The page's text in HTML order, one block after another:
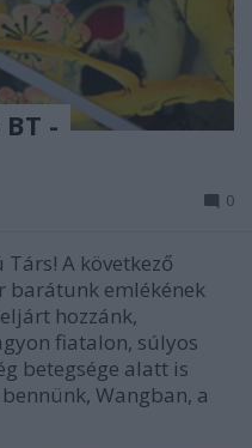
BT -
0
A következő
barátunk emlékének
hozzánk,
fiatalon, súlyos
betegsége alatt is
Wangban, a